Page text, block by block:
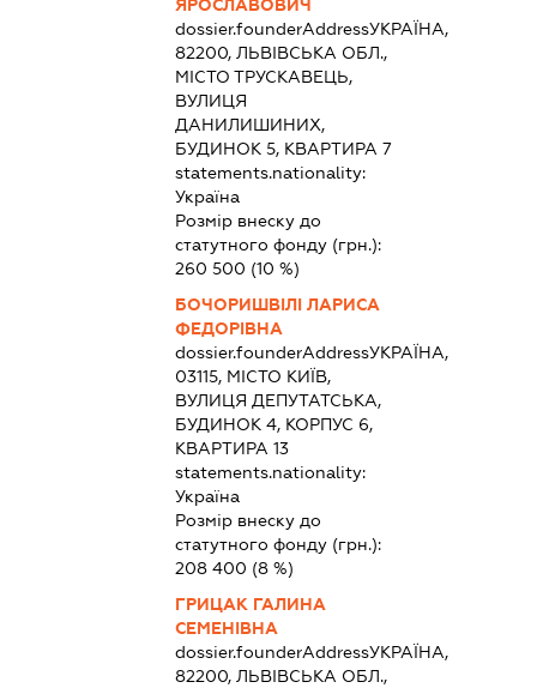
ЯРОСЛАВОВИЧ
dossier.founderAddressУКРАЇНА,
82200, ЛЬВІВСЬКА ОБЛ.,
МІСТО ТРУСКАВЕЦЬ,
ВУЛИЦЯ
ДАНИЛИШИНИХ,
БУДИНОК 5, КВАРТИРА 7
statements.nationality:
Україна
Розмір внеску до
статутного фонду (грн.):
260 500 (10 %)
БОЧОРИШВІЛІ ЛАРИСА
ФЕДОРІВНА
dossier.founderAddressУКРАЇНА,
03115, МІСТО КИЇВ,
ВУЛИЦЯ ДЕПУТАТСЬКА,
БУДИНОК 4, КОРПУС 6,
КВАРТИРА 13
statements.nationality:
Україна
Розмір внеску до
статутного фонду (грн.):
208 400 (8 %)
ГРИЦАК ГАЛИНА
СЕМЕНІВНА
dossier.founderAddressУКРАЇНА,
82200, ЛЬВІВСЬКА ОБЛ.,